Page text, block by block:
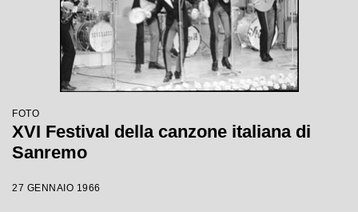
FOTO
XVI Festival della canzone italiana di
Sanremo
27 GENNAIO 1966